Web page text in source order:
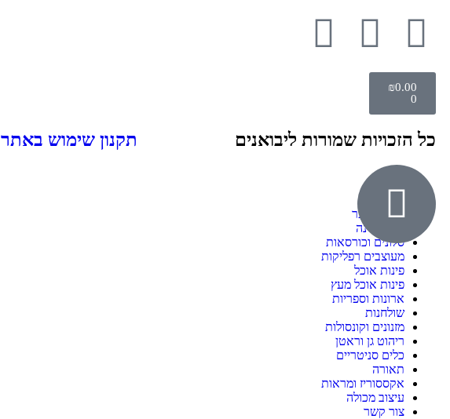
₪0.00
0
כל הזכויות שמורות ליבואנים תקנון שימוש באתר
ילדים ונוער
חדרי שינה
סלונים וכורסאות
מעוצבים רפליקות
פינות אוכל
פינות אוכל מעץ
ארונות וספריות
שולחנות
מזנונים וקונסולות
ריהוט גן וראטן
כלים סניטריים
תאורה
אקססוריז ומראות
עיצוב מכולה
צור קשר